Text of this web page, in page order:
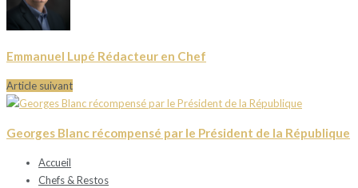
Emmanuel Lupé Rédacteur en Chef
Article suivant
Georges Blanc récompensé par le Président de la République
Accueil
Chefs & Restos